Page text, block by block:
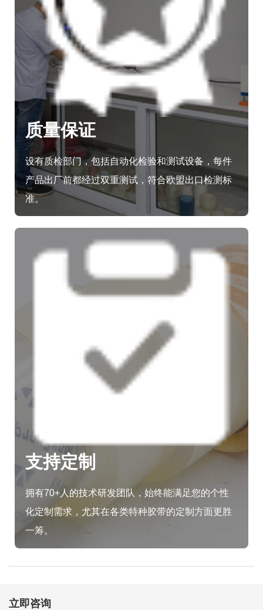
质量保证
设有质检部门，包括自动化检验和测试设备，每件
产品出厂前都经过双重测试，符合欧盟出口检测标
准。
支持定制
拥有70+人的技术研发团队，始终能满足您的个性
化定制需求，尤其在各类特种胶带的定制方面更胜
一筹。
立即咨询